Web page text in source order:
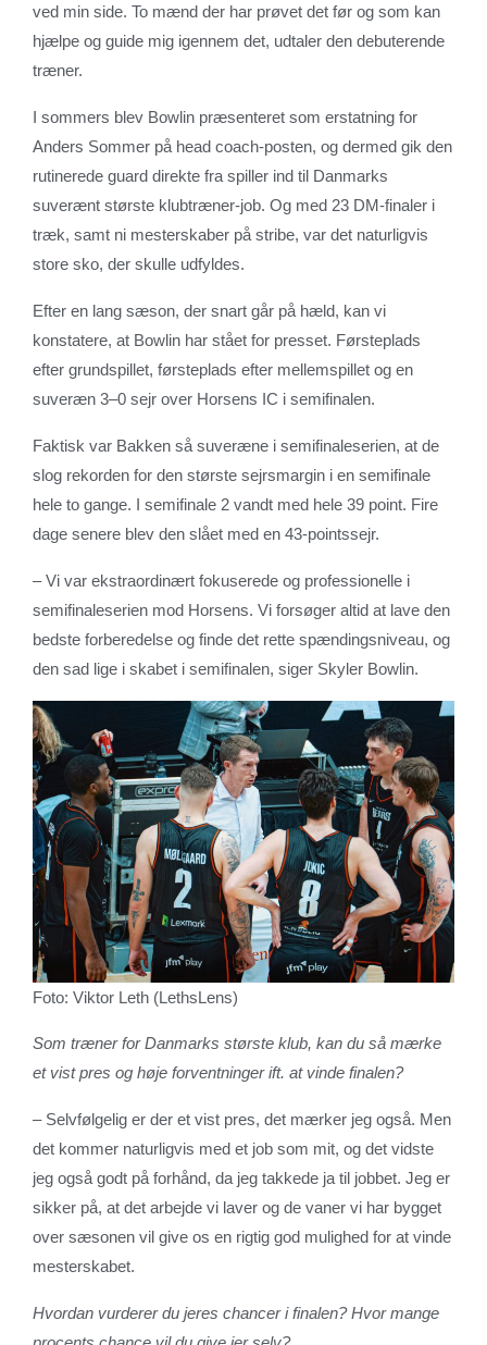
ved min side. To mænd der har prøvet det før og som kan
hjælpe og guide mig igennem det, udtaler den debuterende
træner.
I sommers blev Bowlin præsenteret som erstatning for
Anders Sommer på head coach-posten, og dermed gik den
rutinerede guard direkte fra spiller ind til Danmarks
suverænt største klubtræner-job. Og med 23 DM-finaler i
træk, samt ni mesterskaber på stribe, var det naturligvis
store sko, der skulle udfyldes.
Efter en lang sæson, der snart går på hæld, kan vi
konstatere, at Bowlin har stået for presset. Førsteplads
efter grundspillet, førsteplads efter mellemspillet og en
suveræn 3–0 sejr over Horsens IC i semifinalen.
Faktisk var Bakken så suveræne i semifinaleserien, at de
slog rekorden for den største sejrsmargin i en semifinale
hele to gange. I semifinale 2 vandt med hele 39 point. Fire
dage senere blev den slået med en 43-pointssejr.
– Vi var ekstraordinært fokuserede og professionelle i
semifinaleserien mod Horsens. Vi forsøger altid at lave den
bedste forberedelse og finde det rette spændingsniveau, og
den sad lige i skabet i semifinalen, siger Skyler Bowlin.
Foto: Viktor Leth (LethsLens)
Som træner for Danmarks største klub, kan du så mærke
et vist pres og høje forventninger ift. at vinde finalen?
– Selvfølgelig er der et vist pres, det mærker jeg også. Men
det kommer naturligvis med et job som mit, og det vidste
jeg også godt på forhånd, da jeg takkede ja til jobbet. Jeg er
sikker på, at det arbejde vi laver og de vaner vi har bygget
over sæsonen vil give os en rigtig god mulighed for at vinde
mesterskabet.
Hvordan vurderer du jeres chancer i finalen? Hvor mange